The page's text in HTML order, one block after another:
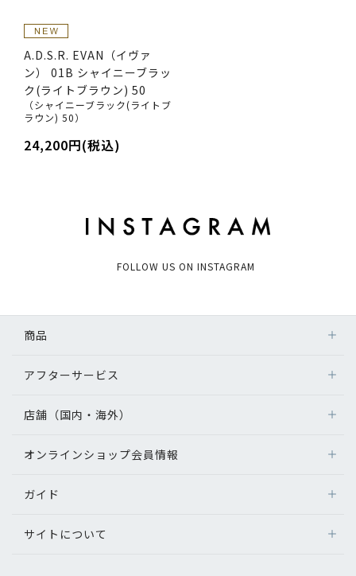
A.D.S.R. EVAN（イヴァ
ン） 01B シャイニーブラッ
ク(ライトブラウン) 50
（シャイニーブラック(ライトブ
ラウン) 50）
24,200円(税込)
FOLLOW US ON INSTAGRAM
商品
アフターサービス
店舗（国内・海外）
オンラインショップ会員情報
ガイド
サイトについて